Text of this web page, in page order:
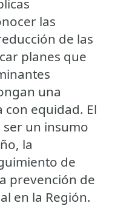
las
de las
planes que
una
equidad. El
un insumo
la
de
prevención de
en la Región.